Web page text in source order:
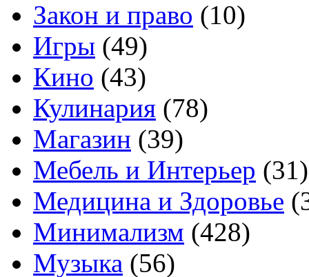
Закон и право (10)
Игры (49)
Кино (43)
Кулинария (78)
Магазин (39)
Мебель и Интерьер (31)
Медицина и Здоровье
Минимализм (428)
Музыка (56)